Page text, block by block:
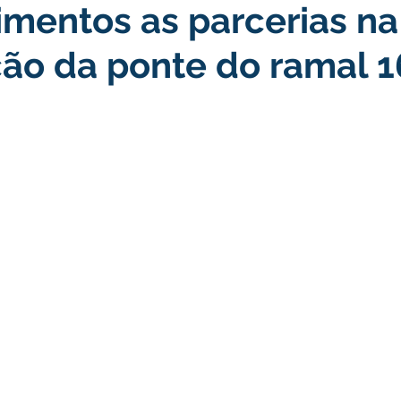
e Governo Políticas Públicas Nota de Pesar
e Avisos
as parcerias na
da ponte do ramal